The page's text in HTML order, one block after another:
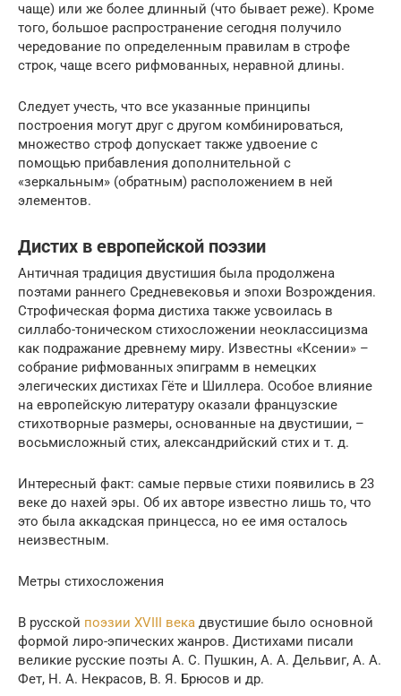
чаще) или же более длинный (что бывает реже). Кроме
того, большое распространение сегодня получило
чередование по определенным правилам в строфе
строк, чаще всего рифмованных, неравной длины.
Следует учесть, что все указанные принципы
построения могут друг с другом комбинироваться,
множество строф допускает также удвоение с
помощью прибавления дополнительной с
«зеркальным» (обратным) расположением в ней
элементов.
Дистих в европейской поэзии
Античная традиция двустишия была продолжена
поэтами раннего Средневековья и эпохи Возрождения.
Строфическая форма дистиха также усвоилась в
силлабо-тоническом стихосложении неоклассицизма
как подражание древнему миру. Известны «Ксении» –
собрание рифмованных эпиграмм в немецких
элегических дистихах Гёте и Шиллера. Особое влияние
на европейскую литературу оказали французские
стихотворные размеры, основанные на двустишии, –
восьмисложный стих, александрийский стих и т. д.
Интересный факт: самые первые стихи появились в 23
веке до нахей эры. Об их авторе известно лишь то, что
это была аккадская принцесса, но ее имя осталось
неизвестным.
Метры стихосложения
В русской поэзии XVIII века двустишие было основной
формой лиро-эпических жанров. Дистихами писали
великие русские поэты А. С. Пушкин, А. А. Дельвиг, А. А.
Фет, Н. А. Некрасов, В. Я. Брюсов и др.